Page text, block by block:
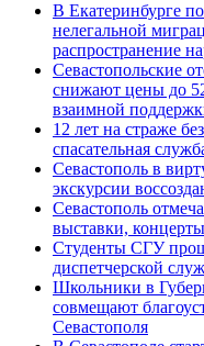
В Екатеринбурге
нелегальной
распространение
Севастопольские
снижают цены до
взаимной
12 лет на страже
спасательная
Севастополь в
экскурсии
Севастополь
выставки,
Студенты СГУ
диспетчерской
Школьники в
совмещают
Севастополя